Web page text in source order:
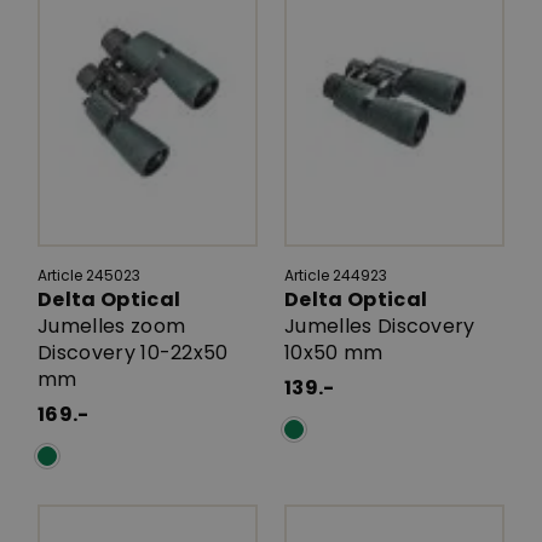
Article 245023
Delta Optical
Jumelles zoom
Discovery 10-22x50
mm
169.-
Article 244923
Delta Optical
Jumelles Discovery
10x50 mm
139.-